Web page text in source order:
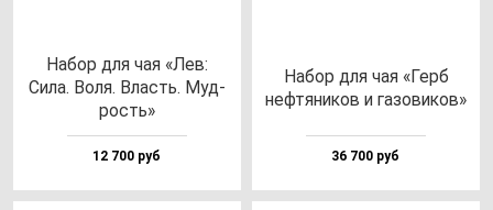
Набор для чая «Лев:
Сила. Воля. Власть. Муд­
рость»
12 700 руб
Набор для чая «Герб
неф­тя­ни­ков и га­зо­ви­ков»
36 700 руб